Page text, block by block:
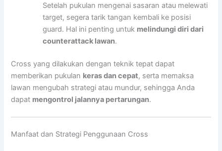
Setelah pukulan mengenai sasaran atau melewati
target, segera tarik tangan kembali ke posisi
guard. Hal ini penting untuk melindungi diri dari
counterattack lawan.
Cross yang dilakukan dengan teknik tepat dapat
memberikan pukulan keras dan cepat, serta memaksa
lawan mengubah strategi atau mundur, sehingga Anda
dapat mengontrol jalannya pertarungan.
Manfaat dan Strategi Penggunaan Cross